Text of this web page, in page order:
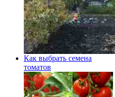
Как выбрать семена
томатов